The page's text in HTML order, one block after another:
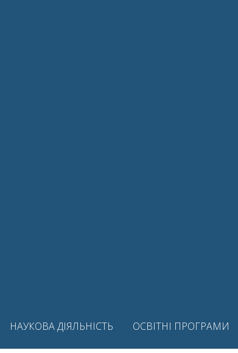
НАУКОВА ДІЯЛЬНІСТЬ ОСВІТНІ ПРОГРАМИ